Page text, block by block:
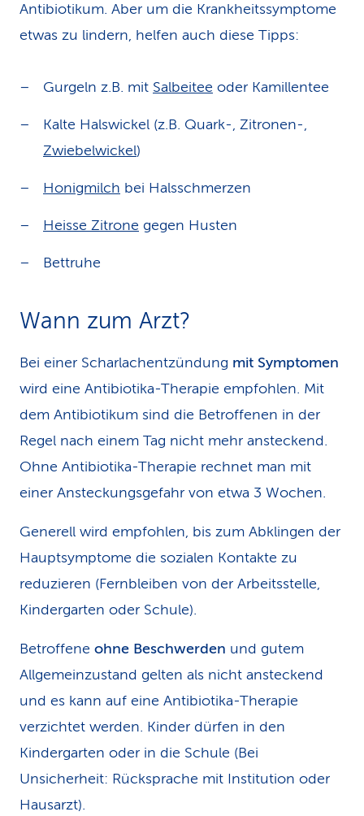
Antibiotikum. Aber um die Krankheitssymptome
etwas zu lindern, helfen auch diese Tipps:
Gurgeln z.B. mit Salbeitee oder Kamillentee
Kalte Halswickel (z.B. Quark-, Zitronen-,
Zwiebelwickel)
Honigmilch bei Halsschmerzen
Heisse Zitrone gegen Husten
Bettruhe
Wann zum Arzt?
Bei einer Scharlachentzündung mit Symptomen
wird eine Antibiotika-Therapie empfohlen. Mit
dem Antibiotikum sind die Betroffenen in der
Regel nach einem Tag nicht mehr ansteckend.
Ohne Antibiotika-Therapie rechnet man mit
einer Ansteckungsgefahr von etwa 3 Wochen.
Generell wird empfohlen, bis zum Abklingen der
Hauptsymptome die sozialen Kontakte zu
reduzieren (Fernbleiben von der Arbeitsstelle,
Kindergarten oder Schule).
Betroffene ohne Beschwerden und gutem
Allgemeinzustand gelten als nicht ansteckend
und es kann auf eine Antibiotika-Therapie
verzichtet werden. Kinder dürfen in den
Kindergarten oder in die Schule (Bei
Unsicherheit: Rücksprache mit Institution oder
Hausarzt).